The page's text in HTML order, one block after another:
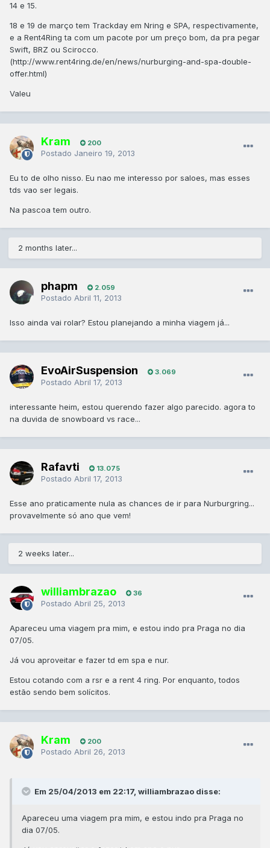
14 e 15.
18 e 19 de março tem Trackday em Nring e SPA, respectivamente,
e a Rent4Ring ta com um pacote por um preço bom, da pra pegar
Swift, BRZ ou Scirocco.
(http://www.rent4ring.de/en/news/nurburging-and-spa-double-
offer.html)
Valeu
Kram 200
Postado Janeiro 19, 2013
Eu to de olho nisso. Eu nao me interesso por saloes, mas esses
tds vao ser legais.
Na pascoa tem outro.
2 months later...
phapm 2.059
Postado Abril 11, 2013
Isso ainda vai rolar? Estou planejando a minha viagem já...
EvoAirSuspension 3.069
Postado Abril 17, 2013
interessante heim, estou querendo fazer algo parecido. agora to
na duvida de snowboard vs race...
Rafavti 13.075
Postado Abril 17, 2013
Esse ano praticamente nula as chances de ir para Nurburgring...
provavelmente só ano que vem!
2 weeks later...
williambrazao 36
Postado Abril 25, 2013
Apareceu uma viagem pra mim, e estou indo pra Praga no dia
07/05.
Já vou aproveitar e fazer td em spa e nur.
Estou cotando com a rsr e a rent 4 ring. Por enquanto, todos
estão sendo bem solícitos.
Kram 200
Postado Abril 26, 2013
Em 25/04/2013 em 22:17, williambrazao disse:
Apareceu uma viagem pra mim, e estou indo pra Praga no
dia 07/05.